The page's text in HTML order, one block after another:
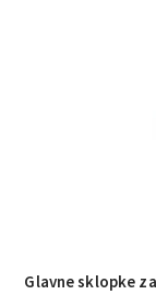
Glavne sklopke